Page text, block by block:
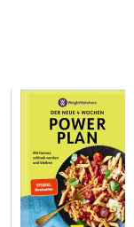
senken eine
es mit dem
Pizza & Co. mit
sind nicht